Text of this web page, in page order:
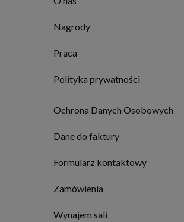
Nagrody
Praca
Polityka prywatności
Ochrona Danych Osobowych
Dane do faktury
Formularz kontaktowy
Zamówienia
Wynajem sali